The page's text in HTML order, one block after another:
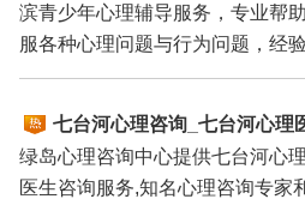
滨青少年心理辅导服务，专业帮
服各种心理问题与行为问题，经
是您寻求...
七台河心理咨询_七台河心理
绿岛心理咨询中心提供七台河心
医生咨询服务,知名心理咨询专家